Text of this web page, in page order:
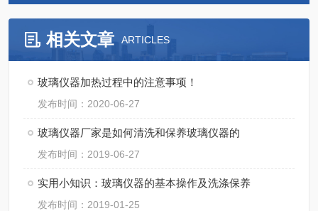
相关文章 ARTICLES
玻璃仪器加热过程中的注意事项！
发布时间：2020-06-27
玻璃仪器厂家是如何清洗和保养玻璃仪器的
发布时间：2019-06-27
实用小知识：玻璃仪器的基本操作及洗涤保养
发布时间：2019-01-25